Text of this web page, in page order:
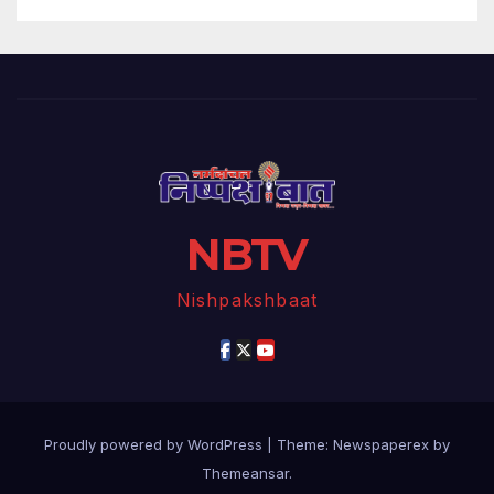
NBTV
Nishpakshbaat
Proudly powered by WordPress
Theme: Newspaperex by
Themeansar.